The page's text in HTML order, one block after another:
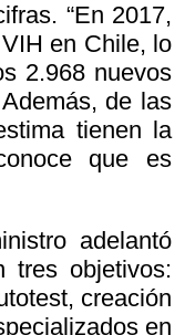
“En 2017,
en Chile, lo
2.968 nuevos
de las
tienen la
que es
adelantó
tres objetivos:
creación
en